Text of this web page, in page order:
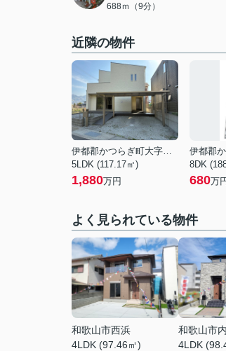
688ｍ（9分）
近隣の物件
5LDK (117.17㎡)
1,880万円
8DK
680万
よく見られている物件
和歌山市西浜
4LDK (97.46㎡)
和歌山市
4LDK